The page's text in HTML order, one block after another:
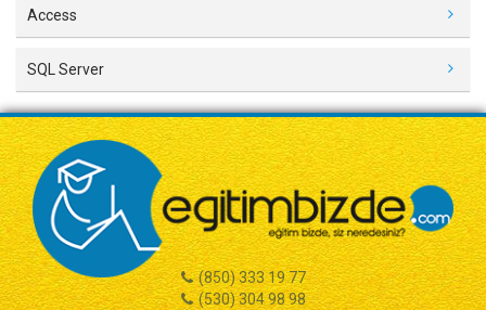
Access
SQL Server
(850) 333 19 77
(530) 304 98 98